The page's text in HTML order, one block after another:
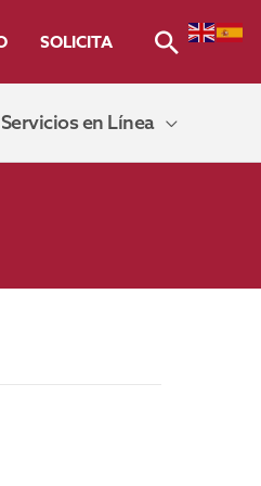
SOLICITA Buscar
Servicios en Línea